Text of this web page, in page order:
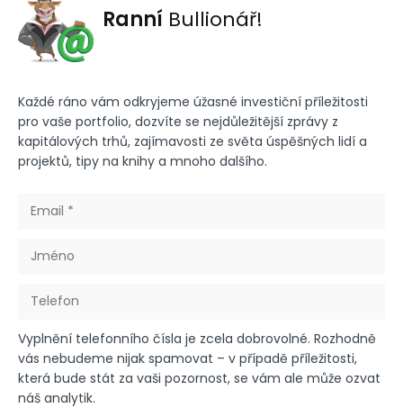
Ranní Bullionář!
Každé ráno vám odkryjeme úžasné investiční příležitosti
pro vaše portfolio, dozvíte se nejdůležitější zprávy z
kapitálových trhů, zajímavosti ze světa úspěšných lidí a
projektů, tipy na knihy a mnoho dalšího.
Vyplnění telefonního čísla je zcela dobrovolné. Rozhodně
vás nebudeme nijak spamovat – v případě příležitosti,
která bude stát za vaši pozornost, se vám ale může ozvat
náš analytik.